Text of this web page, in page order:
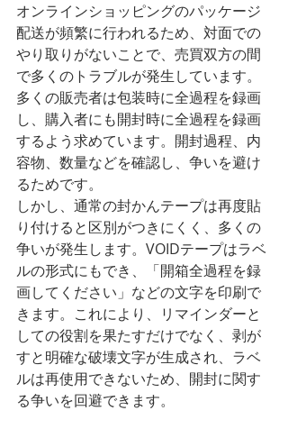
オンラインショッピングのパッケージ
配送が頻繁に行われるため、対面での
やり取りがないことで、売買双方の間
で多くのトラブルが発生しています。
多くの販売者は包装時に全過程を録画
し、購入者にも開封時に全過程を録画
するよう求めています。開封過程、内
容物、数量などを確認し、争いを避け
るためです。
しかし、通常の封かんテープは再度貼
り付けると区別がつきにくく、多くの
争いが発生します。VOIDテープはラベ
ルの形式にもでき、「開箱全過程を録
画してください」などの文字を印刷で
きます。これにより、リマインダーと
しての役割を果たすだけでなく、剥が
すと明確な破壊文字が生成され、ラベ
ルは再使用できないため、開封に関す
る争いを回避できます。